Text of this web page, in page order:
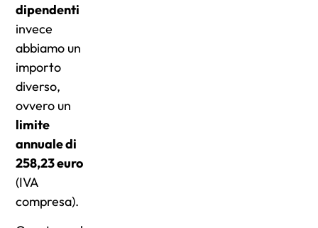
dipendenti
invece
abbiamo un
importo
diverso,
ovvero un
limite
annuale di
258,23 euro
(IVA
compresa).